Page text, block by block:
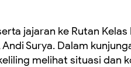
jajaran ke Rutan
Surya. Dalam
melihat situasi dan